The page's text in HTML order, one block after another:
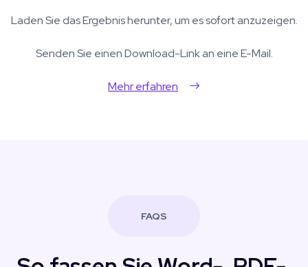
Laden Sie das Ergebnis herunter, um es sofort anzuzeigen.
Senden Sie einen Download-Link an eine E-Mail.
Mehr erfahren
FAQS